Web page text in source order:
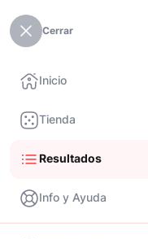
Cerrar
Inicio
Tienda
Resultados
Info y Ayuda